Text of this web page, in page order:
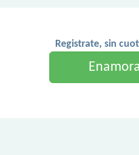
Registrate, sin